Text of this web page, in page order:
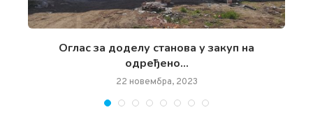
Oглас за доделу станова у закуп на
одређено...
22 новембра, 2023